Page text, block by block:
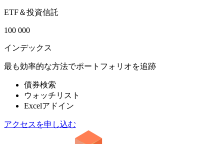
ETF＆投資信託
100 000
インデックス
最も効率的な方法でポートフォリオを追跡
債券検索
ウォッチリスト
Excelアドイン
アクセスを申し込む